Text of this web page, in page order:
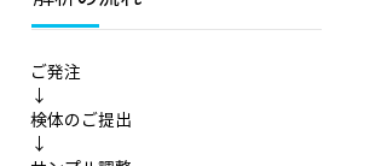
ご発注
↓
検体のご提出
↓